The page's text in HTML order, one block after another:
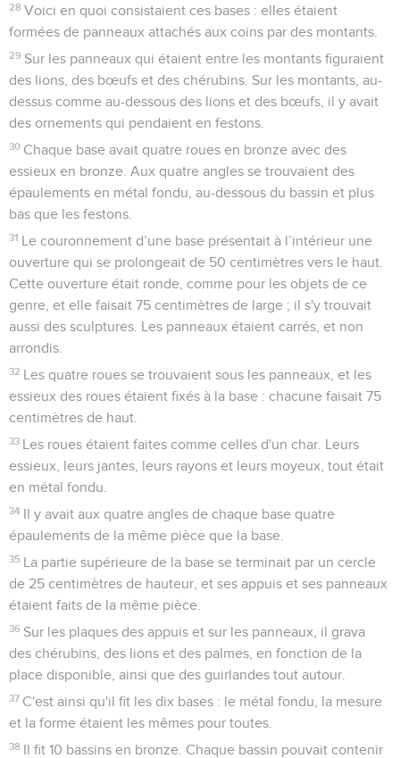
28 Voici en quoi consistaient ces bases : elles étaient
formées de panneaux attachés aux coins par des montants.
29 Sur les panneaux qui étaient entre les montants figuraient
des lions, des bœufs et des chérubins. Sur les montants, au-
dessus comme au-dessous des lions et des bœufs, il y avait
des ornements qui pendaient en festons.
30 Chaque base avait quatre roues en bronze avec des
essieux en bronze. Aux quatre angles se trouvaient des
épaulements en métal fondu, au-dessous du bassin et plus
bas que les festons.
31 Le couronnement d’une base présentait à l’intérieur une
ouverture qui se prolongeait de 50 centimètres vers le haut.
Cette ouverture était ronde, comme pour les objets de ce
genre, et elle faisait 75 centimètres de large ; il s'y trouvait
aussi des sculptures. Les panneaux étaient carrés, et non
arrondis.
32 Les quatre roues se trouvaient sous les panneaux, et les
essieux des roues étaient fixés à la base : chacune faisait 75
centimètres de haut.
33 Les roues étaient faites comme celles d'un char. Leurs
essieux, leurs jantes, leurs rayons et leurs moyeux, tout était
en métal fondu.
34 Il y avait aux quatre angles de chaque base quatre
épaulements de la même pièce que la base.
35 La partie supérieure de la base se terminait par un cercle
de 25 centimètres de hauteur, et ses appuis et ses panneaux
étaient faits de la même pièce.
36 Sur les plaques des appuis et sur les panneaux, il grava
des chérubins, des lions et des palmes, en fonction de la
place disponible, ainsi que des guirlandes tout autour.
37 C'est ainsi qu'il fit les dix bases : le métal fondu, la mesure
et la forme étaient les mêmes pour toutes.
38 Il fit 10 bassins en bronze. Chaque bassin pouvait contenir